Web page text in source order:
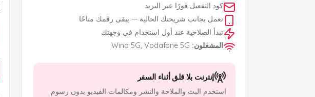
كود التفعيل فورًا عبر البريد
تعمل بجانب شريحتك الحالية — يبقى رقمك متاحًا
تبدأ الصلاحية عند أول استخدام في وجهتك
المشغلون:
Wind 5G, Vodafone 5G
إنترنت بلا قلق أثناء السفر
استخدم البث والملاحة والنشر ومكالمات الفيديو بدون رسوم